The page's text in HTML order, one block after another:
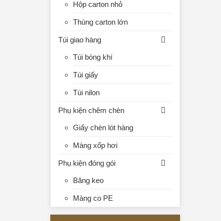
Hộp carton nhỏ
Thùng carton lớn
Túi giao hàng
Túi bóng khí
Túi giấy
Túi nilon
Phụ kiện chêm chèn
Giấy chèn lót hàng
Màng xốp hơi
Phụ kiện đóng gói
Băng keo
Màng co PE